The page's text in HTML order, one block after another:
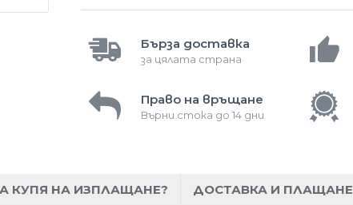
Бърза доставка
за цялата страна
Право на връщане
Върни стока до 14 дни
КУПЯ НА ИЗПЛАЩАНЕ? ДОСТАВКА И ПЛАЩАНЕ